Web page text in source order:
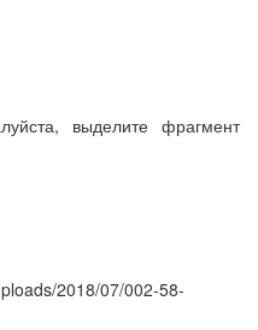
выделите фрагмент
2018/07/002-58-